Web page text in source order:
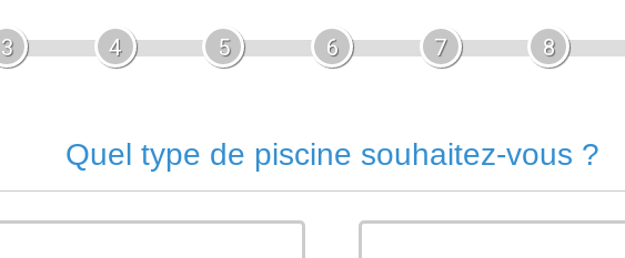
3 4 5 6 7 8
Quel type de piscine souhaitez-vous ?